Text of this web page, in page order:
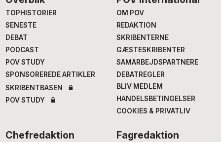
TOPHISTORIER
SENESTE
DEBAT
PODCAST
POV STUDY
SPONSOREREDE ARTIKLER
SKRIBENTBASEN
POV STUDY
OM POV
REDAKTION
SKRIBENTERNE
GÆSTESKRIBENTER
SAMARBEJDSPARTNERE
DEBATREGLER
BLIV MEDLEM
HANDELSBETINGELSER
COOKIES & PRIVATLIV
Chefredaktion Fagredaktion